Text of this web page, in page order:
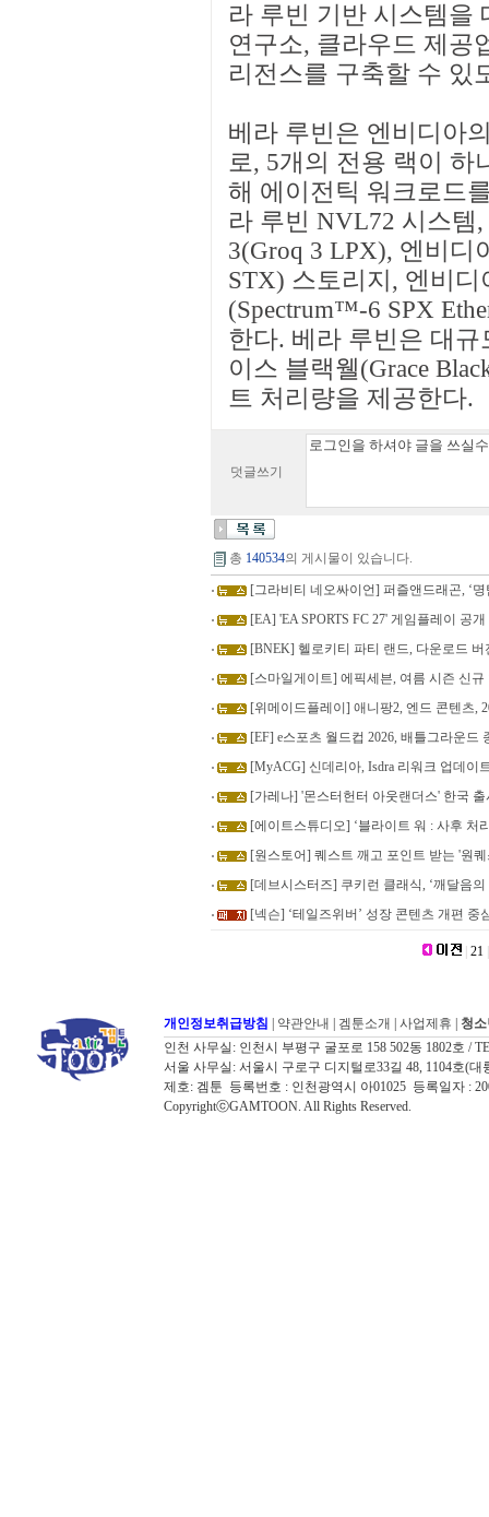
라 루빈 기반 시스템을
연구소, 클라우드 제공
리전스를 구축할 수 있
베라 루빈은 엔비디아
로, 5개의 전용 랙이 하
해 에이전틱 워크로드
라 루빈 NVL72 시스템
3(Groq 3 LPX), 엔비디
STX) 스토리지, 엔비
(Spectrum™-6 SPX
한다. 베라 루빈은 대
이스 블랙웰(Grace
트 처리량을 제공한다.
덧글쓰기
총 140534의 게시물이 있습니다.
[그라비티 네오싸이언] 퍼즐앤드래곤, ‘
[EA] 'EA SPORTS FC 27' 게임플레이 공개
[BNEK] 헬로키티 파티 랜드, 다운로드 버
[스마일게이트] 에픽세븐, 여름 시즌 신규
[위메이드플레이] 애니팡2, 엔드 콘텐츠,
[EF] e스포츠 월드컵 2026, 배틀그라운드
[MyACG] 신데리아, Isdra 리워크 업데이
[가레나] '몬스터헌터 아웃랜더스' 한국 출
[에이트스튜디오] ‘블라이트 워 : 사후 처
[원스토어] 퀘스트 깨고 포인트 받는 '원
[데브시스터즈] 쿠키런 클래식, ‘깨달음
[넥슨] ‘테일즈위버’ 성장 콘텐츠 개편 중
21
개인정보취급방침 약관안내 겜툰소개 사업제휴
청
인천 사무실: 인천시 부평구 굴포로 158 502동 1802호 /
서울 사무실: 서울시 구로구 디지털로33길 48, 1104호(대
제호: 겜툰 등록번호 : 인천광역시 아01025 등록일자 :
CopyrightⓒGAMTOON. All Rights Reserved.